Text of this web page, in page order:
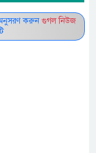
অনুসরণ করুন গুগল নিউজ